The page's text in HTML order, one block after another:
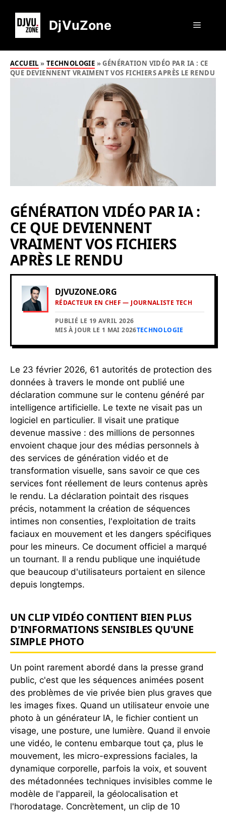
contenu
DjVuZone Menu
ACCUEIL » TECHNOLOGIE »GÉNÉRATION VIDÉO PAR IA : CE
QUE DEVIENNENT VRAIMENT VOS FICHIERS APRÈS LE RENDU
GÉNÉRATION VIDÉO PAR IA :
CE QUE DEVIENNENT
VRAIMENT VOS FICHIERS
APRÈS LE RENDU
DJVUZONE.ORG
RÉDACTEUR EN CHEF — JOURNALISTE TECH
PUBLIÉ LE 19 AVRIL 2026
MIS À JOUR LE 1 MAI 2026TECHNOLOGIE
Le 23 février 2026, 61 autorités de protection des
données à travers le monde ont publié une
déclaration commune sur le contenu généré par
intelligence artificielle. Le texte ne visait pas un
logiciel en particulier. Il visait une pratique
devenue massive : des millions de personnes
envoient chaque jour des médias personnels à
des services de génération vidéo et de
transformation visuelle, sans savoir ce que ces
services font réellement de leurs contenus après
le rendu. La déclaration pointait des risques
précis, notamment la création de séquences
intimes non consenties, l'exploitation de traits
faciaux en mouvement et les dangers spécifiques
pour les mineurs. Ce document officiel a marqué
un tournant. Il a rendu publique une inquiétude
que beaucoup d'utilisateurs portaient en silence
depuis longtemps.
UN CLIP VIDÉO CONTIENT BIEN PLUS
D'INFORMATIONS SENSIBLES QU'UNE
SIMPLE PHOTO
Un point rarement abordé dans la presse grand
public, c'est que les séquences animées posent
des problèmes de vie privée bien plus graves que
les images fixes. Quand un utilisateur envoie une
photo à un générateur IA, le fichier contient un
visage, une posture, une lumière. Quand il envoie
une vidéo, le contenu embarque tout ça, plus le
mouvement, les micro-expressions faciales, la
dynamique corporelle, parfois la voix, et souvent
des métadonnées techniques invisibles comme le
modèle de l'appareil, la géolocalisation et
l'horodatage. Concrètement, un clip de 10